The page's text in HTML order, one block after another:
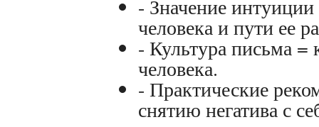
- Значение
человека и пути ее
- Культура письма =
человека.
- Практические
снятию негатива с